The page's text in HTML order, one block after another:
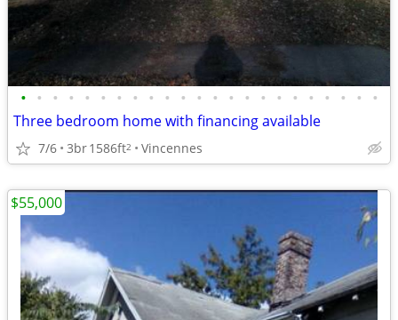
• • • • • • • • • • • • • • • • • • • • • • •
Three bedroom home with financing available
7/6 3br1586ft2 Vincennes
$55,000